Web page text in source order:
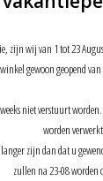
je aan voor
ABONNEER
zijn wij van 1 tot 23
winkel gewoon geopend
niet verstuurt
worden
zijn dan dat u
zullen na 23-08 worden